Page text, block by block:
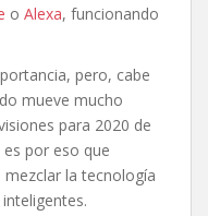
o Alexa, funcionando
pero, cabe
mueve mucho
para 2020 de
por eso que
la tecnología